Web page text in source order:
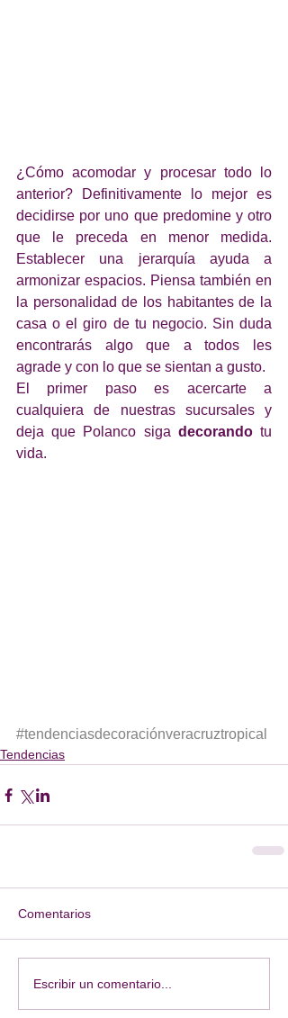
¿Cómo acomodar y procesar todo lo
anterior? Definitivamente lo mejor es
decidirse por uno que predomine y otro
que le preceda en menor medida.
Establecer una jerarquía ayuda a
armonizar espacios. Piensa también en
la personalidad de los habitantes de la
casa o el giro de tu negocio. Sin duda
encontrarás algo que a todos les
agrade y con lo que se sientan a gusto.
El primer paso es acercarte a
cualquiera de nuestras sucursales y
deja que Polanco siga decorando tu
vida.
#tendenciasdecoraciónveracruztropical
Tendencias
Comentarios
Escribir un comentario...